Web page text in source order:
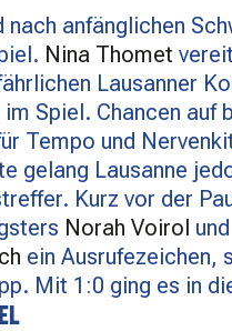
nach anfänglichen
Nina Thomet
Lausanner
Spiel. Chancen auf
Tempo und
gelang Lausanne
Kurz vor der
Norah Voirol und
ein Ausrufezeichen,
Mit 1:0 ging es in